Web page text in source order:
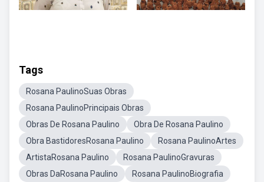
Tags
Rosana PaulinoSuas Obras
Rosana PaulinoPrincipais Obras
Obras De Rosana Paulino
Obra De Rosana Paulino
Obra BastidoresRosana Paulino
Rosana PaulinoArtes
ArtistaRosana Paulino
Rosana PaulinoGravuras
Obras DaRosana Paulino
Rosana PaulinoBiografia